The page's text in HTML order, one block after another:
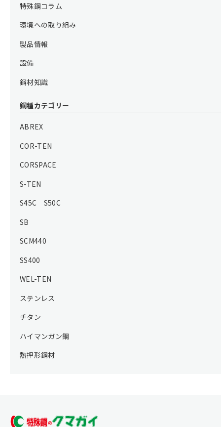
特殊鋼コラム
環境への取り組み
製品情報
設備
鋼材知識
鋼種カテゴリー
ABREX
COR-TEN
CORSPACE
S-TEN
S45C S50C
SB
SCM440
SS400
WEL-TEN
ステンレス
チタン
ハイマンガン鋼
熱押形鋼材